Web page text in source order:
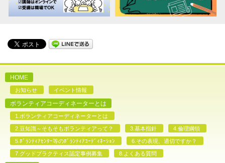
HOME
お知らせ イベント情報
ボランティアコーディネーターとは
1.ボランティアコーディネーターとは
2.豆知識～そもそもボランティアって？ 3.基本指針 4.倫理綱領
5.ﾎﾞﾗﾝﾃｨｱｾﾝﾀｰ等のﾎﾞﾗﾝﾃｨｱｺｰﾃﾞｨﾈｰｼｮﾝ 6.その表現、適切ですか？
7.グッドプラクティス認定事例募集 8.よくある質問